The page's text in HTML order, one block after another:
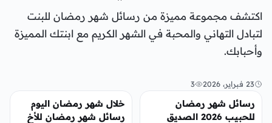
اكتشف مجموعة مميزة من رسائل شهر رمضان للبنت
لتبادل التهاني والمحبة في الشهر الكريم مع ابنتك المميزة
وأحبابك.
23 فبراير، 2026 3
منوعات
رسائل شهر رمضان
للحبيب 2026 الصديق
تريندات
خلال شهر رمضان اليوم
رسائل شهر رمضان للأخ